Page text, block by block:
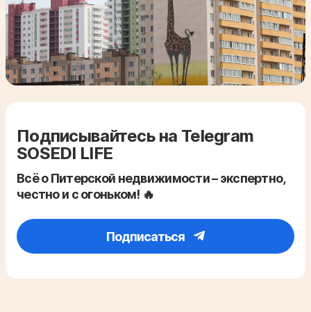
Подписывайтесь на Telegram
SOSEDI LIFE
Всё о Питерской недвижимости – экспертно,
честно и с огоньком! 🔥
Подписаться